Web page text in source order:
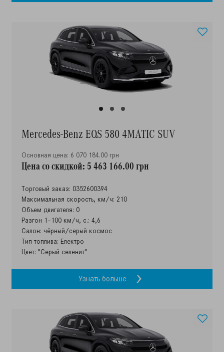
Mercedes-Benz EQS 580 4MATIC SUV
Основная цена: 6 070 184.00 грн
Цена со скидкой: 5 463 166.00 грн
Торговый заказ: 0352600394
Максимальная скорость, км/ч: 210
Объем двигателя: 0
Разгон 1–100 км/ч, с.: 4,6
Салон: чёрный/серый космос
Тип топлива: Електро
Цвет: "Серый селенит"
Узнать больше